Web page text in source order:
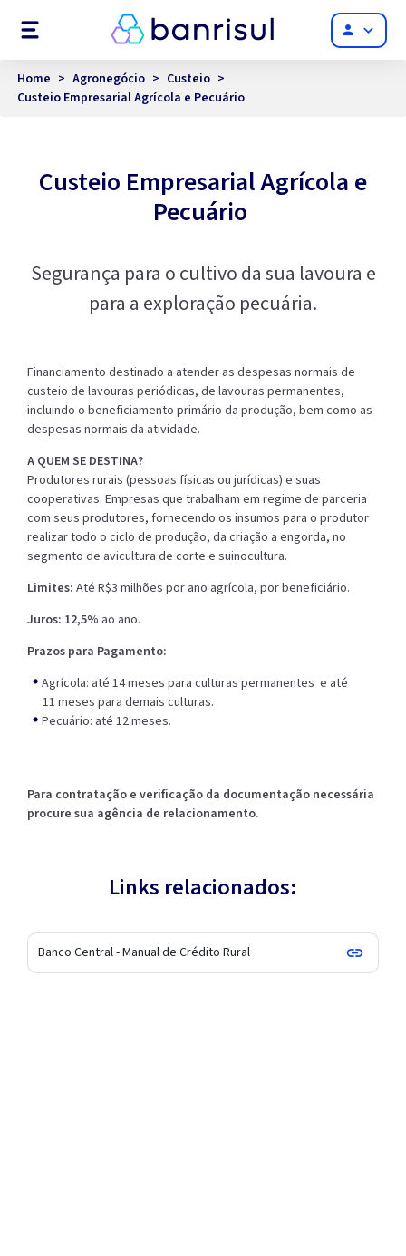
Menu person
Home > Agronegócio > Custeio >
Custeio Empresarial Agrícola e Pecuário
Custeio Empresarial Agrícola e
Pecuário
Segurança para o cultivo da sua lavoura e
para a exploração pecuária.
Financiamento destinado a atender as despesas normais de
custeio de lavouras periódicas, de lavouras permanentes,
incluindo o beneficiamento primário da produção, bem como as
despesas normais da atividade.
A QUEM SE DESTINA?
Produtores rurais (pessoas físicas ou jurídicas) e suas
cooperativas. Empresas que trabalham em regime de parceria
com seus produtores, fornecendo os insumos para o produtor
realizar todo o ciclo de produção, da criação a engorda, no
segmento de avicultura de corte e suinocultura.
Limites: Até R$3 milhões por ano agrícola, por beneficiário.
Juros: 12,5% ao ano.
Prazos para Pagamento:
Agrícola: até 14 meses para culturas permanentes e até
11 meses para demais culturas.
Pecuário: até 12 meses.
Para contratação e verificação da documentação necessária
procure sua agência de relacionamento.
Links relacionados:
Banco Central - Manual de Crédito Rural